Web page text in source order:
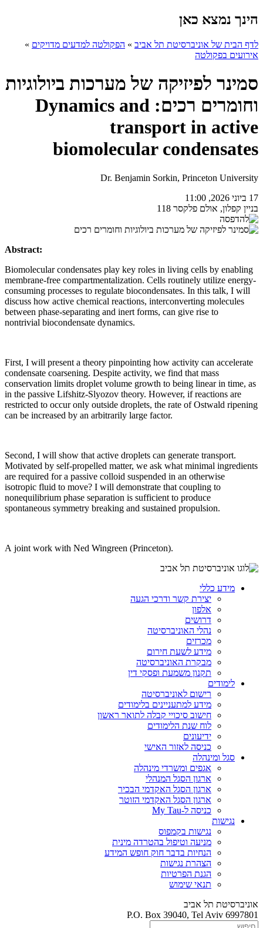
הינך נמצא כאן
לדף הבית של אוניברסיטת תל אביב » הפקולטה למדעים מדויקים »
אירועים בפקולטה
סמינר לפיזיקה של מערכות ביולוגיות
וחומרים רכים: Dynamics and
transport in active
biomolecular condensates
Dr. Benjamin Sorkin, Princeton University
17 ביוני 2026, 11:00
בניין קפלון, אולם פלקסר 118
Abstract:
Biomolecular condensates play key roles in living cells by enabling
membrane-free compartmentalization. Cells routinely utilize energy-
consuming processes to regulate biocondensates. In this talk, I will
discuss how active chemical reactions, interconverting molecules
between phase-separating and inert forms, can give rise to
nontrivial biocondensate dynamics.
First, I will present a theory pinpointing how activity can accelerate
condensate coarsening. Despite activity, we find that mass
conservation limits droplet volume growth to being linear in time, as
in the passive Lifshitz-Slyozov theory. However, if reactions are
restricted to occur only outside droplets, the rate of Ostwald ripening
can be increased by an arbitrarily large factor.
Second, I will show that active droplets can generate transport.
Motivated by self-propelled matter, we ask what minimal ingredients
are required for a passive colloid suspended in an otherwise
isotropic fluid to move? I will demonstrate that coupling to
nonequilibrium phase separation is sufficient to produce
spontaneous symmetry breaking and sustained propulsion.
A joint work with Ned Wingreen (Princeton).
מידע כללי
יצירת קשר ודרכי הגעה
אלפון
דרושים
נהלי האוניברסיטה
מכרזים
מידע לשעת חירום
מבקרת האוניברסיטה
תקנון משמעת ופסקי דין
לימודים
רישום לאוניברסיטה
מידע למתעניינים בלימודים
חישוב סיכויי קבלה לתואר ראשון
לוח שנת הלימודים
ידיעונים
כניסה לאזור האישי
סגל ומינהלה
אגפים ומשרדי מינהלה
ארגון הסגל המנהלי
ארגון הסגל האקדמי הבכיר
ארגון הסגל האקדמי הזוטר
כניסה ל-My Tau
נגישות
נגישות בקמפוס
מניעה וטיפול בהטרדה מינית
הנחיות בדבר חוק חופש המידע
הצהרת נגישות
הגנת הפרטיות
תנאי שימוש
אוניברסיטת תל אביב
P.O. Box 39040, Tel Aviv 6997801